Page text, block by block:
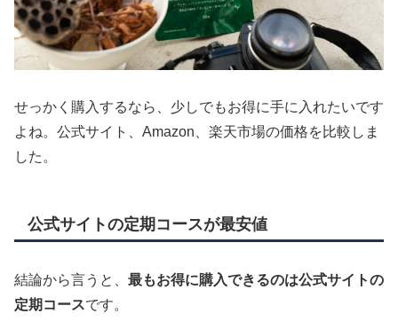
せっかく購入するなら、少しでもお得に手に入れたいです
よね。公式サイト、Amazon、楽天市場の価格を比較しま
した。
公式サイトの定期コースが最安値
結論から言うと、 最もお得に購入できるのは公式サイトの
定期コースです。